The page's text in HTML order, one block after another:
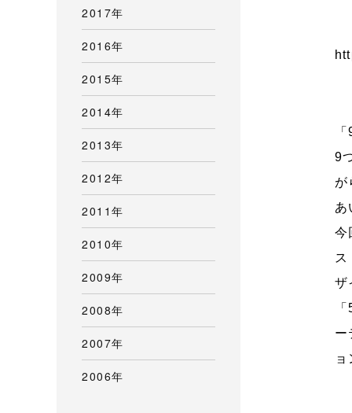
9
が
あ
今
ザ
ー
2017年
2016年
2015年
2014年
2013年
2012年
2011年
2010年
2009年
2008年
2007年
2006年